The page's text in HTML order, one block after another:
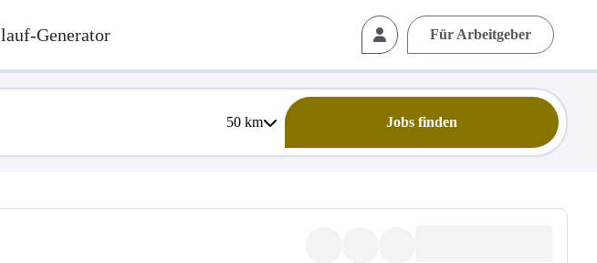
Generator Für Arbeitgeber
50km Jobs finden